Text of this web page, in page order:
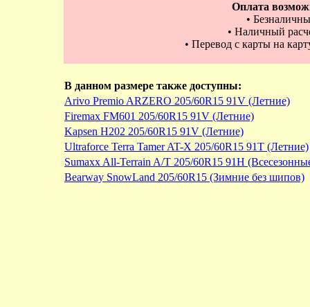
Оплата
•
• Наличный
• Перевод с карты на
В данном размере также доступны:
Arivo Premio ARZERO 205/60R15 91V (Летние)
Firemax FM601 205/60R15 91V (Летние)
Kapsen H202 205/60R15 91V (Летние)
Ultraforce Terra Tamer AT-X 205/60R15 91T (Летние)
Sumaxx All-Terrain A/T 205/60R15 91H
Bearway SnowLand 205/60R15 (Зимние без шипов)